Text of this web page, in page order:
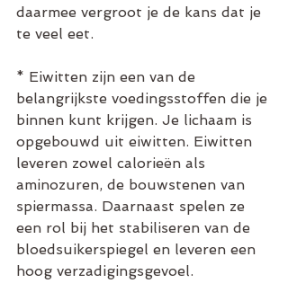
daarmee vergroot je de kans dat je
te veel eet.
* Eiwitten zijn een van de
belangrijkste voedingsstoffen die je
binnen kunt krijgen. Je lichaam is
opgebouwd uit eiwitten. Eiwitten
leveren zowel calorieën als
aminozuren, de bouwstenen van
spiermassa. Daarnaast spelen ze
een rol bij het stabiliseren van de
bloedsuikerspiegel en leveren een
hoog verzadigingsgevoel.